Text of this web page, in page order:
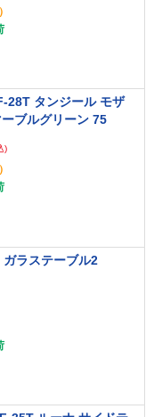
28T タンジール モザ
ブルグリーン 75
)
ラステーブル2